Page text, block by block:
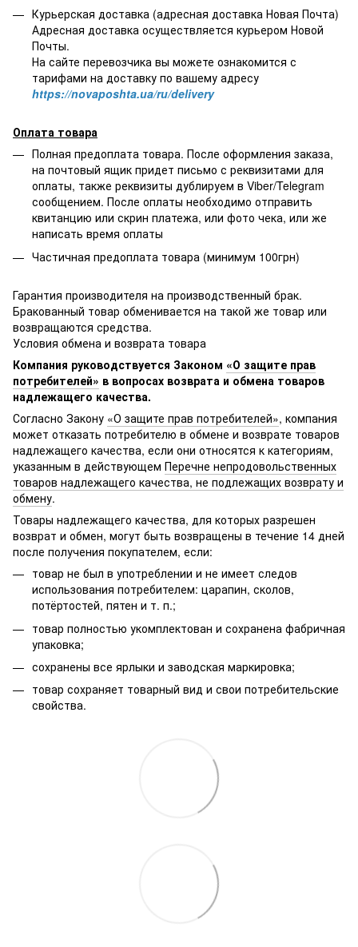
Курьерская доставка (адресная доставка Новая Почта)
Адресная доставка осуществляется курьером Новой
Почты.
На сайте перевозчика вы можете ознакомится с
тарифами на доставку по вашему адресу
https://novaposhta.ua/ru/delivery
Оплата товара
Полная предоплата товара. После оформления заказа,
на почтовый ящик придет письмо с реквизитами для
оплаты, также реквизиты дублируем в Viber/Telegram
сообщением. После оплаты необходимо отправить
квитанцию или скрин платежа, или фото чека, или же
написать время оплаты
Частичная предоплата товара (минимум 100грн)
Гарантия производителя на производственный брак.
Бракованный товар обменивается на такой же товар или
возвращаются средства.
Условия обмена и возврата товара
Компания руководствуется Законом «О защите прав
потребителей» в вопросах возврата и обмена товаров
надлежащего качества.
Согласно Закону «О защите прав потребителей», компания
может отказать потребителю в обмене и возврате товаров
надлежащего качества, если они относятся к категориям,
указанным в действующем Перечне непродовольственных
товаров надлежащего качества, не подлежащих возврату и
обмену.
Товары надлежащего качества, для которых разрешен
возврат и обмен, могут быть возвращены в течение 14 дней
после получения покупателем, если:
товар не был в употреблении и не имеет следов
использования потребителем: царапин, сколов,
потёртостей, пятен и т. п.;
товар полностью укомплектован и сохранена фабричная
упаковка;
сохранены все ярлыки и заводская маркировка;
товар сохраняет товарный вид и свои потребительские
свойства.